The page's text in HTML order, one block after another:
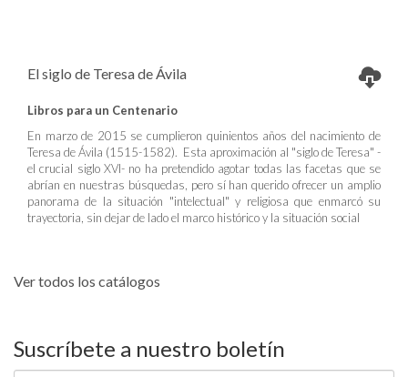
El siglo de Teresa de Ávila
Libros para un Centenario
En marzo de 2015 se cumplieron quinientos años del nacimiento de
Teresa de Ávila (1515-1582). Esta aproximación al "siglo de Teresa" -
el crucial siglo XVI- no ha pretendido agotar todas las facetas que se
abrían en nuestras búsquedas, pero sí han querido ofrecer un amplio
panorama de la situación "intelectual" y religiosa que enmarcó su
trayectoria, sin dejar de lado el marco histórico y la situación social
Ver todos los catálogos
Suscríbete a nuestro boletín